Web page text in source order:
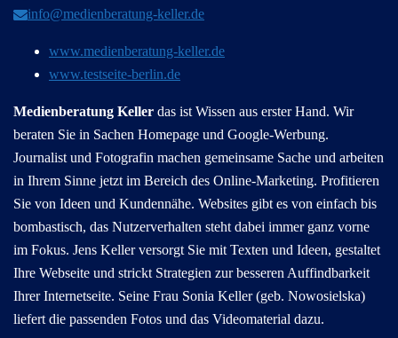
info@medienberatung-keller.de
www.medienberatung-keller.de
www.testseite-berlin.de
Medienberatung Keller das ist Wissen aus erster Hand. Wir
beraten Sie in Sachen Homepage und Google-Werbung.
Journalist und Fotografin machen gemeinsame Sache und arbeiten
in Ihrem Sinne jetzt im Bereich des Online-Marketing. Profitieren
Sie von Ideen und Kundennähe. Websites gibt es von einfach bis
bombastisch, das Nutzerverhalten steht dabei immer ganz vorne
im Fokus. Jens Keller versorgt Sie mit Texten und Ideen, gestaltet
Ihre Webseite und strickt Strategien zur besseren Auffindbarkeit
Ihrer Internetseite. Seine Frau Sonia Keller (geb. Nowosielska)
liefert die passenden Fotos und das Videomaterial dazu.